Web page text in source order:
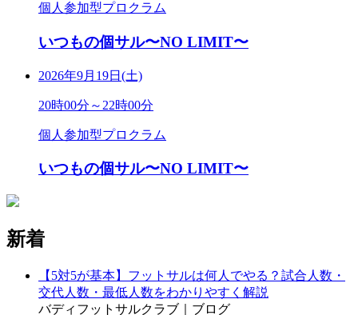
個人参加型プロクラム
いつもの個サル〜NO LIMIT〜
2026年9月19日(土)
20時00分～22時00分
個人参加型プロクラム
いつもの個サル〜NO LIMIT〜
新着
【5対5が基本】フットサルは何人でやる？試合人数・
交代人数・最低人数をわかりやすく解説
バディフットサルクラブ｜ブログ